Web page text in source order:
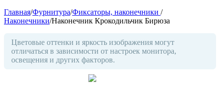
Главная/Фурнитура/Фиксаторы, наконечники /
Наконечники/Наконечник Крокодильчик Бирюза
Цветовые оттенки и яркость изображения могут
отличаться в зависимости от настроек монитора,
освещения и других факторов.